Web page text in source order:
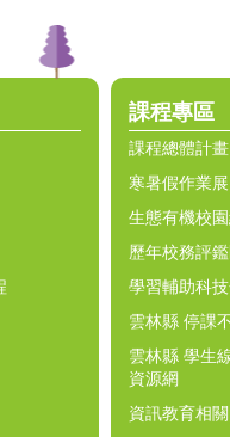
課程專區
課程總體計畫
寒暑假作業展
生態有機校
歷年校務評
學習輔助科
雲林縣 停課
雲林縣 學生
資源網
資訊教育相關